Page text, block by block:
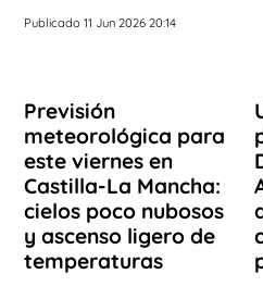
Publicado 11 Jun 2026 20:14
Previsión
meteorológica para
este viernes en
Castilla-La Mancha:
cielos poco nubosos
y ascenso ligero de
temperaturas